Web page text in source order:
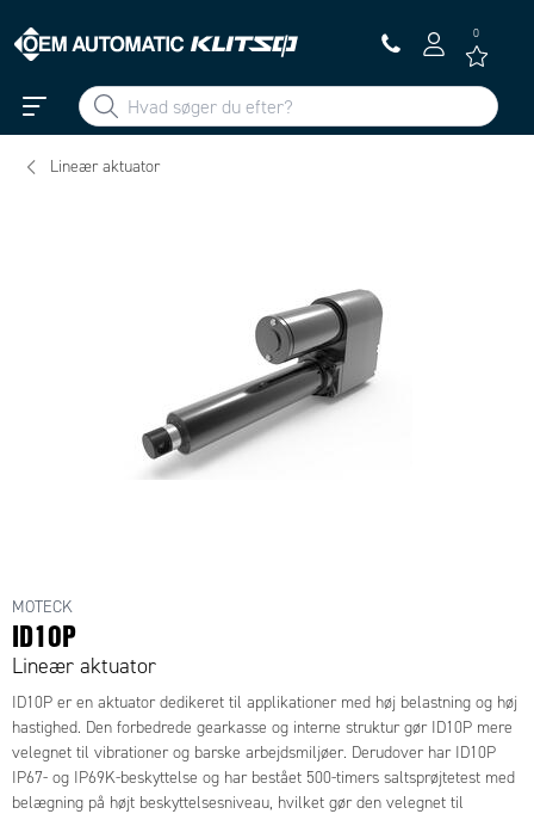
0
Lineær aktuator
MOTECK
ID10P
Lineær aktuator
ID10P er en aktuator dedikeret til applikationer med høj belastning og høj
hastighed. Den forbedrede gearkasse og interne struktur gør ID10P mere
velegnet til vibrationer og barske arbejdsmiljøer. Derudover har ID10P
IP67- og IP69K-beskyttelse og har bestået 500-timers saltsprøjtetest med
belægning på højt beskyttelsesniveau, hvilket gør den velegnet til